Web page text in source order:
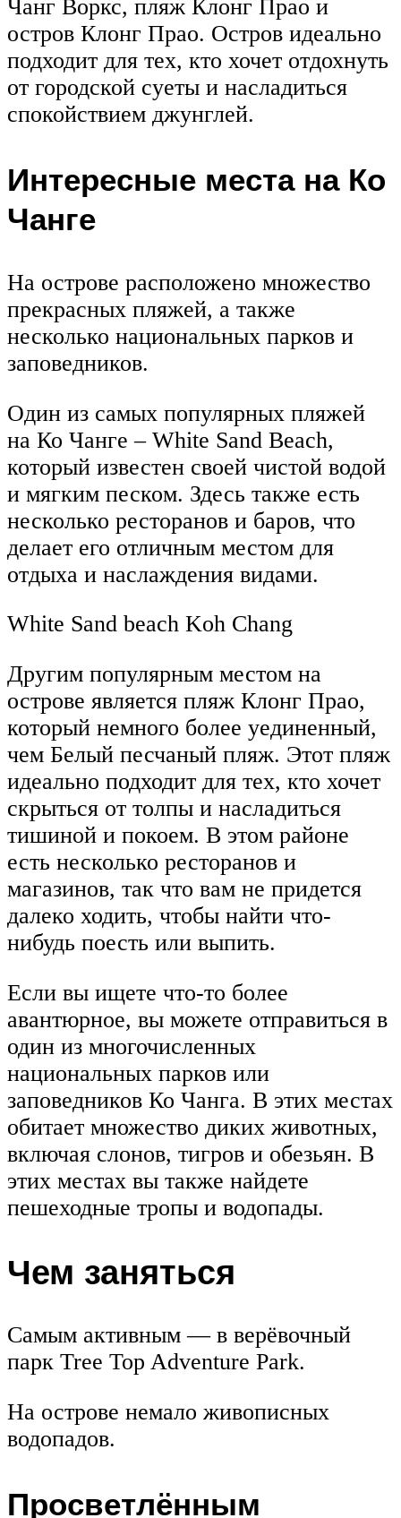
Чанг Воркс, пляж Клонг Прао и
остров Клонг Прао. Остров идеально
подходит для тех, кто хочет отдохнуть
от городской суеты и насладиться
спокойствием джунглей.
Интересные места на Ко
Чанге
На острове расположено множество
прекрасных пляжей, а также
несколько национальных парков и
заповедников.
Один из самых популярных пляжей
на Ко Чанге – White Sand Beach,
который известен своей чистой водой
и мягким песком. Здесь также есть
несколько ресторанов и баров, что
делает его отличным местом для
отдыха и наслаждения видами.
White Sand beach Koh Chang
Другим популярным местом на
острове является пляж Клонг Прао,
который немного более уединенный,
чем Белый песчаный пляж. Этот пляж
идеально подходит для тех, кто хочет
скрыться от толпы и насладиться
тишиной и покоем. В этом районе
есть несколько ресторанов и
магазинов, так что вам не придется
далеко ходить, чтобы найти что-
нибудь поесть или выпить.
Если вы ищете что-то более
авантюрное, вы можете отправиться в
один из многочисленных
национальных парков или
заповедников Ко Чанга. В этих местах
обитает множество диких животных,
включая слонов, тигров и обезьян. В
этих местах вы также найдете
пешеходные тропы и водопады.
Чем заняться
Самым активным — в верёвочный
парк Tree Top Adventure Park.
На острове немало живописных
водопадов.
Просветлённым